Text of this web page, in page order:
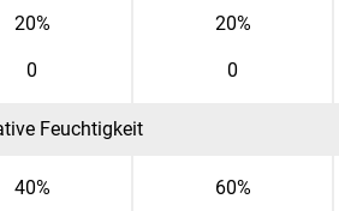
20%
0
20%
0
Feuchtigkeit
40% 60%